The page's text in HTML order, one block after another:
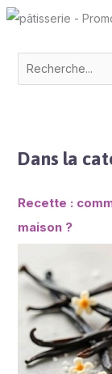
Dans la
Recette :
maison ?